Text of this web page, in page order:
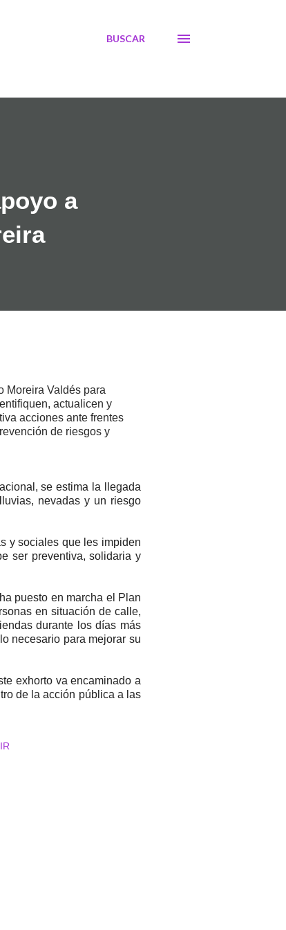
BUSCAR
a
Moreira Valdés para
actualicen y
acciones ante frentes
de riesgos y
se estima la llegada
nevadas y un riesgo
y sociales que les impiden
ser preventiva, solidaria y
puesto en marcha el Plan
en situación de calle,
durante los días más
necesario para mejorar su
exhorto va encaminado a
de la acción pública a las